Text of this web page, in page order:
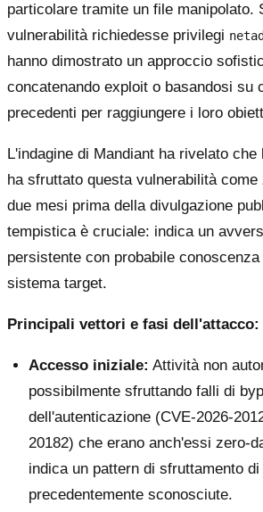
particolare tramite un file manipolato.
vulnerabilità richiedesse privilegi
hanno dimostrato un approccio
concatenando exploit o basandosi su
precedenti per raggiungere i loro
L'indagine di Mandiant ha rivelato
ha sfruttato questa vulnerabilità
due mesi prima della divulgazione
tempistica è cruciale: indica un
persistente con probabile conoscenza
sistema target.
Principali vettori e fasi dell'attacco:
Accesso iniziale: Attività non
possibilmente sfruttando falli di
dell'autenticazione (CVE-2026-
20182) che erano anch'essi zero-
indica un pattern di sfruttamento
precedentemente sconosciute.